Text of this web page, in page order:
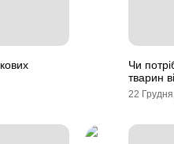
Чи
тварин
22